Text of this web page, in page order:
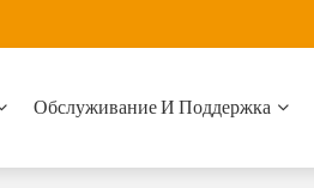
Обслуживание И Поддержка